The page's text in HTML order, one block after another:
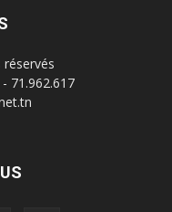
71.962.617